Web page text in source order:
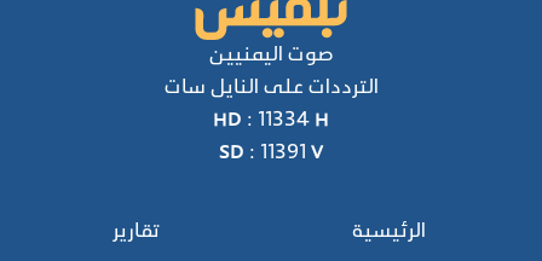
صوت اليمنيين
الترددات على النايل سات
HD : 11334 H
SD : 11391 V
الرئيسية
تقارير